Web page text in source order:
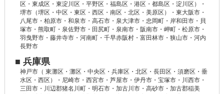
区・東成区・東淀川区・平野区・福島区・港区・都島区・淀川区）・
堺市（堺区・中区・東区・西区・南区・北区・美原区）・東大阪市・
八尾市・柏原市・和泉市・高石市・泉大津市・忠岡町・岸和田市・貝
塚市・熊取町・泉佐野市・田尻町・泉南市・阪南市・岬町・松原市・
羽曳野市・藤井寺市・河南町・千早赤阪村・富田林市・狭山市・河内
長野市
■ 兵庫県
神戸市（ 東灘区・灘区・中央区・兵庫区・北区・長田区・須磨区・垂
水区・西区）・尼崎市・西宮市・芦屋市・伊丹市・宝塚市・川西市・
三田市・川辺郡猪名川町・明石市・加古川市・高砂市・加古郡稲美